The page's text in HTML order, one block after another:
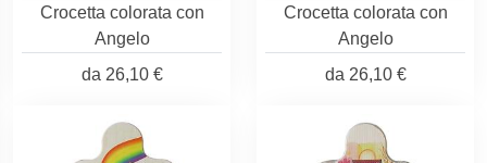
Crocetta colorata con
Angelo
da 26,10 €
Crocetta colorata con
Angelo
da 26,10 €